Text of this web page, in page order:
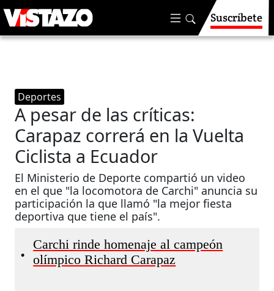
Suscríbete
Deportes
A pesar de las críticas:
Carapaz correrá en la Vuelta
Ciclista a Ecuador
El Ministerio de Deporte compartió un video
en el que "la locomotora de Carchi" anuncia su
participación la que llamó "la mejor fiesta
deportiva que tiene el país".
•
Carchi rinde homenaje al campeón
olímpico Richard Carapaz